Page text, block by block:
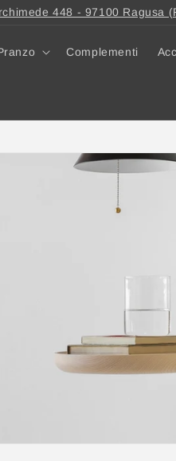
448 - 97100 Ragusa
Complementi